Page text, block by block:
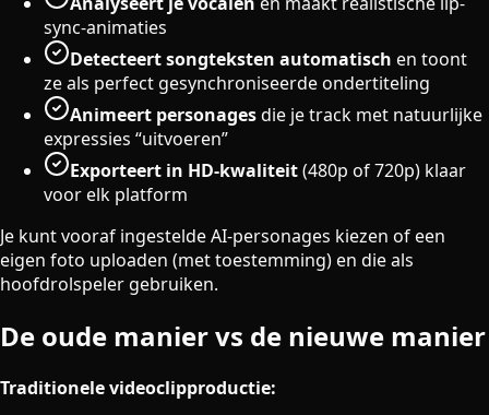
sync-animaties
Detecteert songteksten automatisch en toont
ze als perfect gesynchroniseerde ondertiteling
Animeert personagesdie je track met natuurlijke
expressies “uitvoeren”
Exporteert in HD-kwaliteit(480p of 720p) klaar
voor elk platform
Je kunt vooraf ingestelde AI-personages kiezen of een
eigen foto uploaden (met toestemming) en die als
hoofdrolspeler gebruiken.
De oude manier vs de nieuwe manier
Traditionele videoclipproductie: